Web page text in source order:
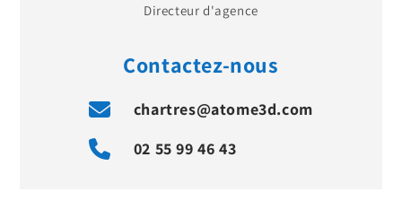
Directeur d'agence
Contactez-nous
chartres@atome3d.com
02 55 99 46 43